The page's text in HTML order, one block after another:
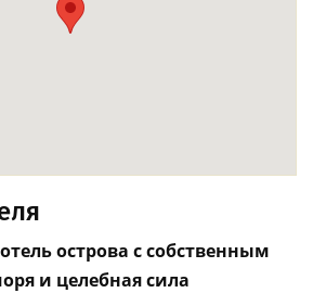
острова с собственным
и целебная сила